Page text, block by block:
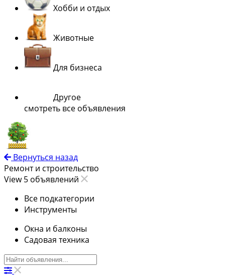
Хобби и отдых
Животные
Для бизнеса
Другое
смотреть все объявления
Вернуться назад
Ремонт и строительство
View 5 объявлений
Все подкатегории
Инструменты
Окна и балконы
Садовая техника